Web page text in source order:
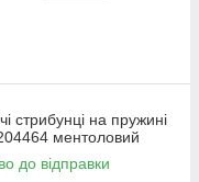
стрибунці на пружині
ментоловий
до відправки